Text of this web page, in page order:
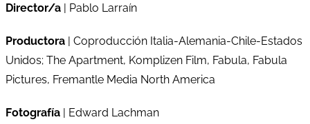
Director/a | Pablo Larraín
Productora | Coproducción Italia-Alemania-Chile-Estados
Unidos; The Apartment, Komplizen Film, Fabula, Fabula
Pictures, Fremantle Media North America
Fotografía | Edward Lachman